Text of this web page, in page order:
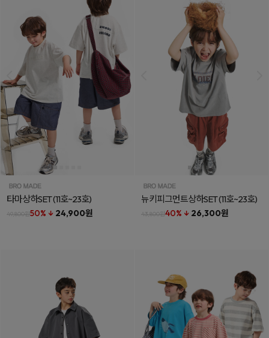
타마상하SET(11호~23호)
49,800원50% ↓ 24,900원
뉴키피그먼트상하SET(11호~23호)
43,800원40% ↓ 26,300원